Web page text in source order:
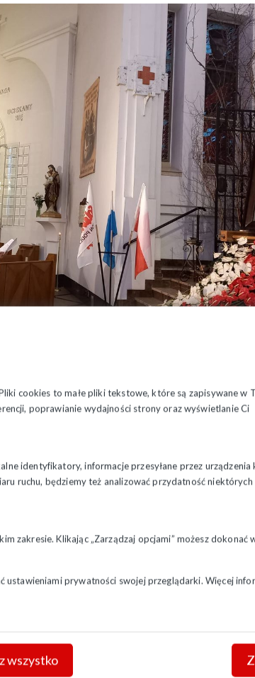
cookies to małe pliki tekstowe, które są zapisywane w
poprawianie wydajności strony oraz wyświetlanie Ci
identyfikatory, informacje przesyłane przez urządzenia
ruchu, będziemy też analizować przydatność niektórych
zakresie. Klikając „Zarządzaj opcjami” możesz dokonać
ustawieniami prywatności swojej przeglądarki. Więcej
wszystko